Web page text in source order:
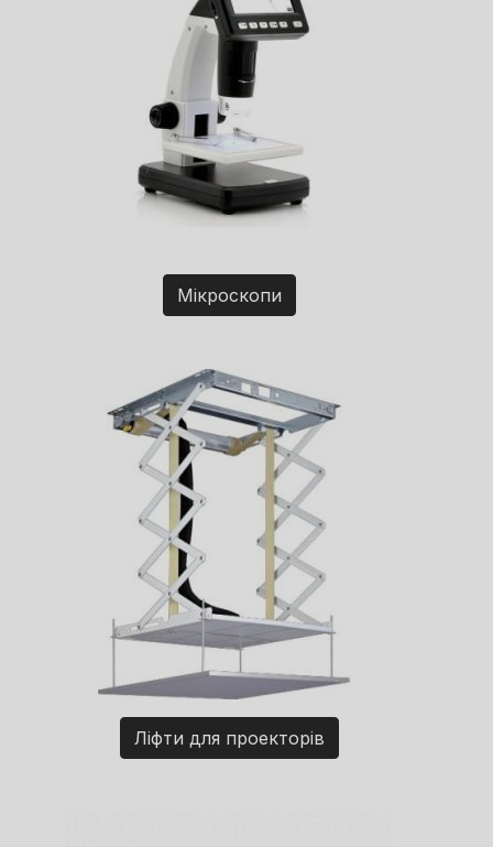
Мікроскопи
Ліфти для проекторів